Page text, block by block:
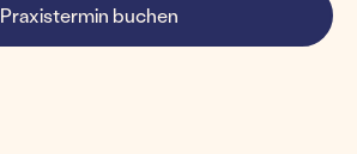
Praxistermin buchen